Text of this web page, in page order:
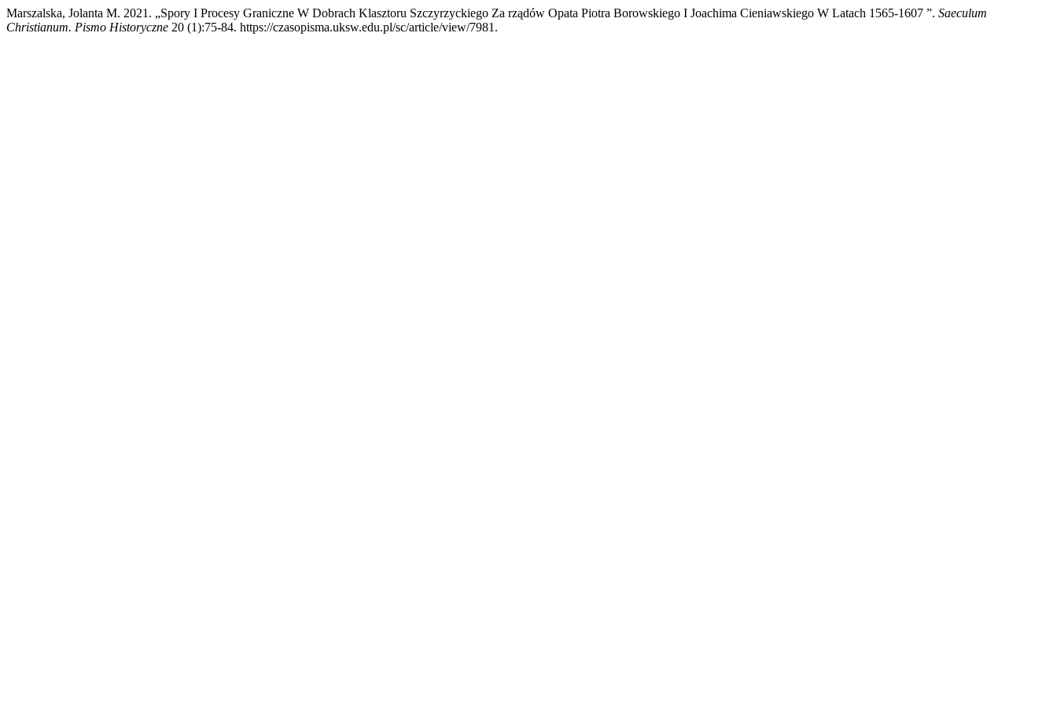
Marszalska, Jolanta M. 2021. „Spory I Procesy Graniczne W Dobrach Klasztoru Szczyrzyckiego Za rządów Opata Piotra Borowskiego I Joachima Cieniawskiego W Latach 1565-1607 ”. Saeculum
Christianum. Pismo Historyczne 20 (1):75-84. https://czasopisma.uksw.edu.pl/sc/article/view/7981.